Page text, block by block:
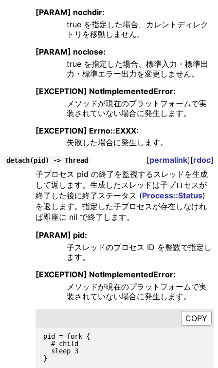
[PARAM] nochdir:
true を指定した場合、カレントディレク
トリを移動しません。
[PARAM] noclose:
true を指定した場合、標準入力・標準出
力・標準エラー出力を変更しません。
[EXCEPTION] NotImplementedError:
メソッドが現在のプラットフォームで実
装されていない場合に発生します。
[EXCEPTION] Errno::EXXX:
失敗した場合に発生します。
detach(pid) -> Thread [permalink][rdoc]
子プロセス pid の終了を監視するスレッドを生成
して返します。生成したスレッドは子プロセスが
終了した後に終了ステータス (Process::Status)
を返します。指定した子プロセスが存在しなけれ
ば即座に nil で終了します。
[PARAM] pid:
子スレッドのプロセス ID を整数で指定し
ます。
[EXCEPTION] NotImplementedError:
メソッドが現在のプラットフォームで実
装されていない場合に発生します。
pid = fork {
  # child
  sleep 3
}